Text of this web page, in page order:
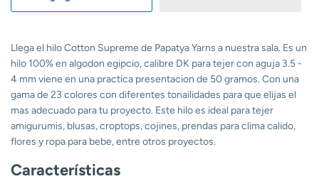
Llega el hilo Cotton Supreme de Papatya Yarns a nuestra sala. Es un
hilo 100% en algodon egipcio, calibre DK para tejer con aguja 3.5 -
4 mm viene en una practica presentacion de 50 gramos. Con una
gama de 23 colores con diferentes tonailidades para que elijas el
mas adecuado para tu proyecto. Este hilo es ideal para tejer
amigurumis, blusas, croptops, cojines, prendas para clima calido,
flores y ropa para bebe, entre otros proyectos.
Características